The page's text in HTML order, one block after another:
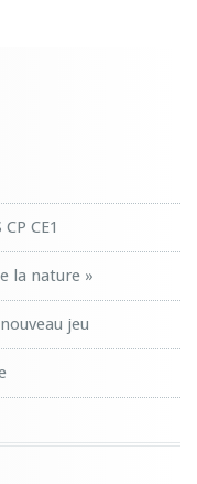
CE1
la nature »
jeu